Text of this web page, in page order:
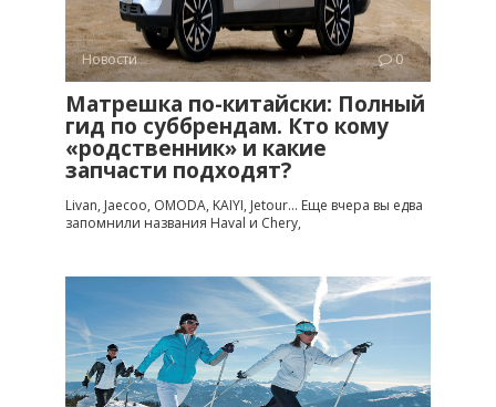
Новости 0
Матрешка по-китайски: Полный
гид по суббрендам. Кто кому
«родственник» и какие
запчасти подходят?
Livan, Jaecoo, OMODA, KAIYI, Jetour… Еще вчера вы едва
запомнили названия Haval и Chery,